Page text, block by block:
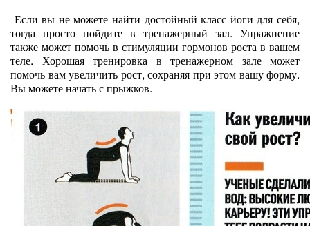
Если вы не можете найти достойный класс йоги для себя,
тогда просто пойдите в тренажерный зал. Упражнение
также может помочь в стимуляции гормонов роста в вашем
теле. Хорошая тренировка в тренажерном зале может
помочь вам увеличить рост, сохраняя при этом вашу форму.
Вы можете начать с прыжков.